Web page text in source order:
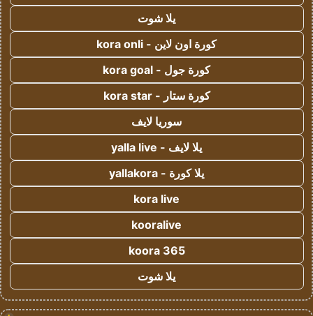
يلا شوت
كورة اون لاين - kora onli
كورة جول - kora goal
كورة ستار - kora star
سوريا لايف
يلا لايف - yalla live
يلا كورة - yallakora
kora live
kooralive
koora 365
يلا شوت